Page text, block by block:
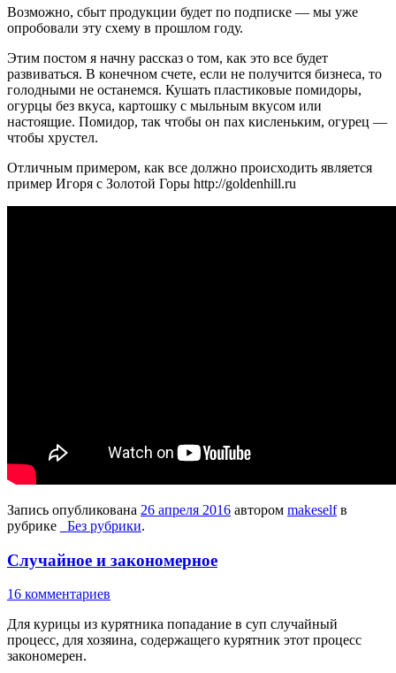
Возможно, сбыт продукции будет по подписке — мы уже
опробовали эту схему в прошлом году.
Этим постом я начну рассказ о том, как это все будет
развиваться. В конечном счете, если не получится бизнеса, то
голодными не останемся. Кушать пластиковые помидоры,
огурцы без вкуса, картошку с мыльным вкусом или
настоящие. Помидор, так чтобы он пах кисленьким, огурец —
чтобы хрустел.
Отличным примером, как все должно происходить является
пример Игоря с Золотой Горы http://goldenhill.ru
Запись опубликована 26 апреля 2016 автором makeselfв
рубрике
_Без рубрики.
Случайное и закономерное
16 комментариев
Для курицы из курятника попадание в суп случайный
процесс, для хозяина, содержащего курятник этот процесс
закономерен.